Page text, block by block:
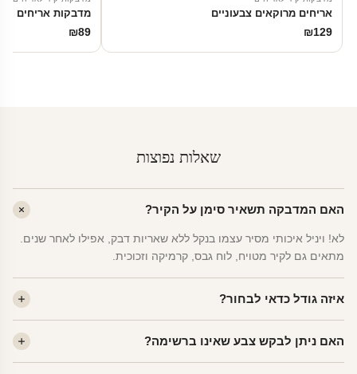
אריחים מרוקאים צבעוניים
₪129
מדבקות אריחים |
₪89
שאלות נפוצות
האם המדבקה תשאיר סימן על הקיר?
לא! ויניל איכותי מסיר עצמו בנקל ללא שאריות דבק, אפילו לאחר שנים.
מתאים גם לקיר מטויח, לוח גבס, קרמיקה וזכוכית.
איזה גודל כדאי לבחור?
שינה של מבוגרים — L. לפינה קטנה — S.
האם ניתן לבקש צבע שאינו ברשימה?